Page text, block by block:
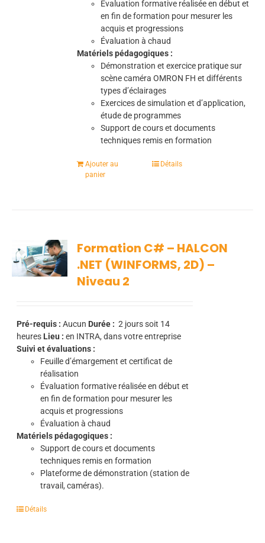
Évaluation formative réalisée en début et
en fin de formation pour mesurer les
acquis et progressions
Évaluation à chaud
Matériels pédagogiques :
Démonstration et exercice pratique sur
scène caméra OMRON FH et différents
types d’éclairages
Exercices de simulation et d’application,
étude de programmes
Support de cours et documents
techniques remis en formation
Ajouter au
panier
Détails
Formation C# – HALCON
.NET (WINFORMS, 2D) –
Niveau 2
Pré-requis : Aucun Durée : 2 jours soit 14
heures Lieu : en INTRA, dans votre entreprise
Suivi et évaluations :
Feuille d’émargement et certificat de
réalisation
Évaluation formative réalisée en début et
en fin de formation pour mesurer les
acquis et progressions
Évaluation à chaud
Matériels pédagogiques :
Support de cours et documents
techniques remis en formation
Plateforme de démonstration (station de
travail, caméras).
Détails